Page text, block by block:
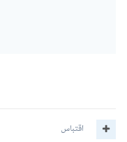
اقتباس